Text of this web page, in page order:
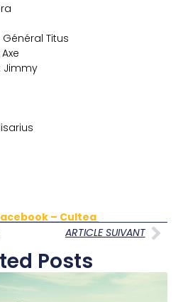
Titus
Jimmy
– Cultea
ARTICLE SUIVANT
Posts